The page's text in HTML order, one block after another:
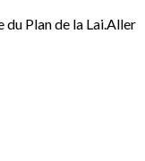
du Plan de la Lai.Aller